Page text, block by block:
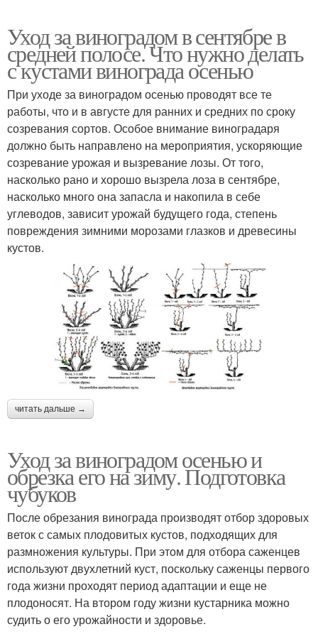
Уход за виноградом в сентябре в
средней полосе. Что нужно делать
с кустами винограда осенью
При уходе за виноградом осенью проводят все те
работы, что и в августе для ранних и средних по сроку
созревания сортов. Особое внимание виноградаря
должно быть направлено на мероприятия, ускоряющие
созревание урожая и вызревание лозы. От того,
насколько рано и хорошо вызрела лоза в сентябре,
насколько много она запасла и накопила в себе
углеводов, зависит урожай будущего года, степень
повреждения зимними морозами глазков и древесины
кустов.
читать дальше →
Уход за виноградом осенью и
обрезка его на зиму. Подготовка
чубуков
После обрезания винограда производят отбор здоровых
веток с самых плодовитых кустов, подходящих для
размножения культуры. При этом для отбора саженцев
используют двухлетний куст, поскольку саженцы первого
года жизни проходят период адаптации и еще не
плодоносят. На втором году жизни кустарника можно
судить о его урожайности и здоровье.